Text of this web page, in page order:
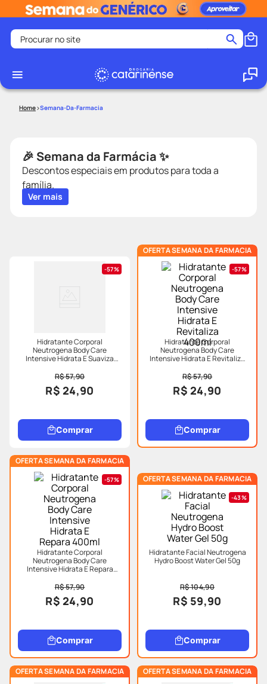
Procurar no site
1
5º
ozivy
6º
lenço umedecido
protetor solar
Semana-Da-Farmacia
🎉 Semana da Farmácia ✨
Descontos especiais em produtos para toda a
família.
Ver mais
57%
Hidratante Corporal
Neutrogena Body Care
Intensive Hidrata E Suaviza
R$ 57,90
R$ 24,90
Comprar
OFERTA SEMANA DA FARMACIA
57%
Hidratante Corporal
Neutrogena Body Care
Intensive Hidrata E Revitaliza
R$ 57,90
R$ 24,90
Comprar
OFERTA SEMANA DA FARMACIA
57%
Hidratante Corporal
Neutrogena Body Care
Intensive Hidrata E Repara
R$ 57,90
R$ 24,90
Comprar
OFERTA SEMANA DA FARMACIA
43%
Hidratante Facial Neutrogena
Hydro Boost Water Gel 50g
R$ 104,90
R$ 59,90
Comprar
OFERTA SEMANA DA FARMACIA OFERTA SEMANA DA FARMACIA